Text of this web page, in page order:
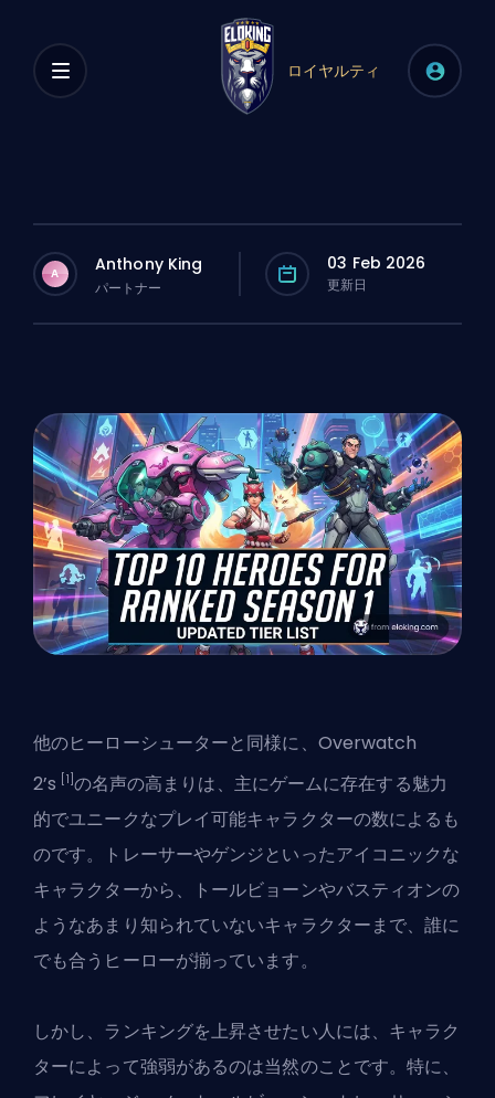
ロイヤルティ
A Anthony King
パートナー
03 Feb 2026
更新日
他のヒーローシューターと同様に、Overwatch
2’s
[1] の名声の高まりは、主にゲームに存在する魅力
的でユニークなプレイ可能キャラクターの数によるも
のです。トレーサーやゲンジといったアイコニックな
キャラクターから、トールビョーンやバスティオンの
ようなあまり知られていないキャラクターまで、誰に
でも合うヒーローが揃っています。
しかし、 ランキングを上昇させたい人には、キャラク
ターによって強弱があるのは当然のことです。特に、